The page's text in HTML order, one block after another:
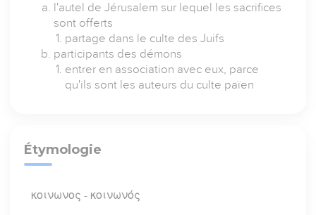
l'autel de Jérusalem sur lequel les sacrifices
sont offerts
partage dans le culte des Juifs
participants des démons
entrer en association avec eux, parce
qu'ils sont les auteurs du culte païen
Étymologie
κοινωνος - κοινωνός